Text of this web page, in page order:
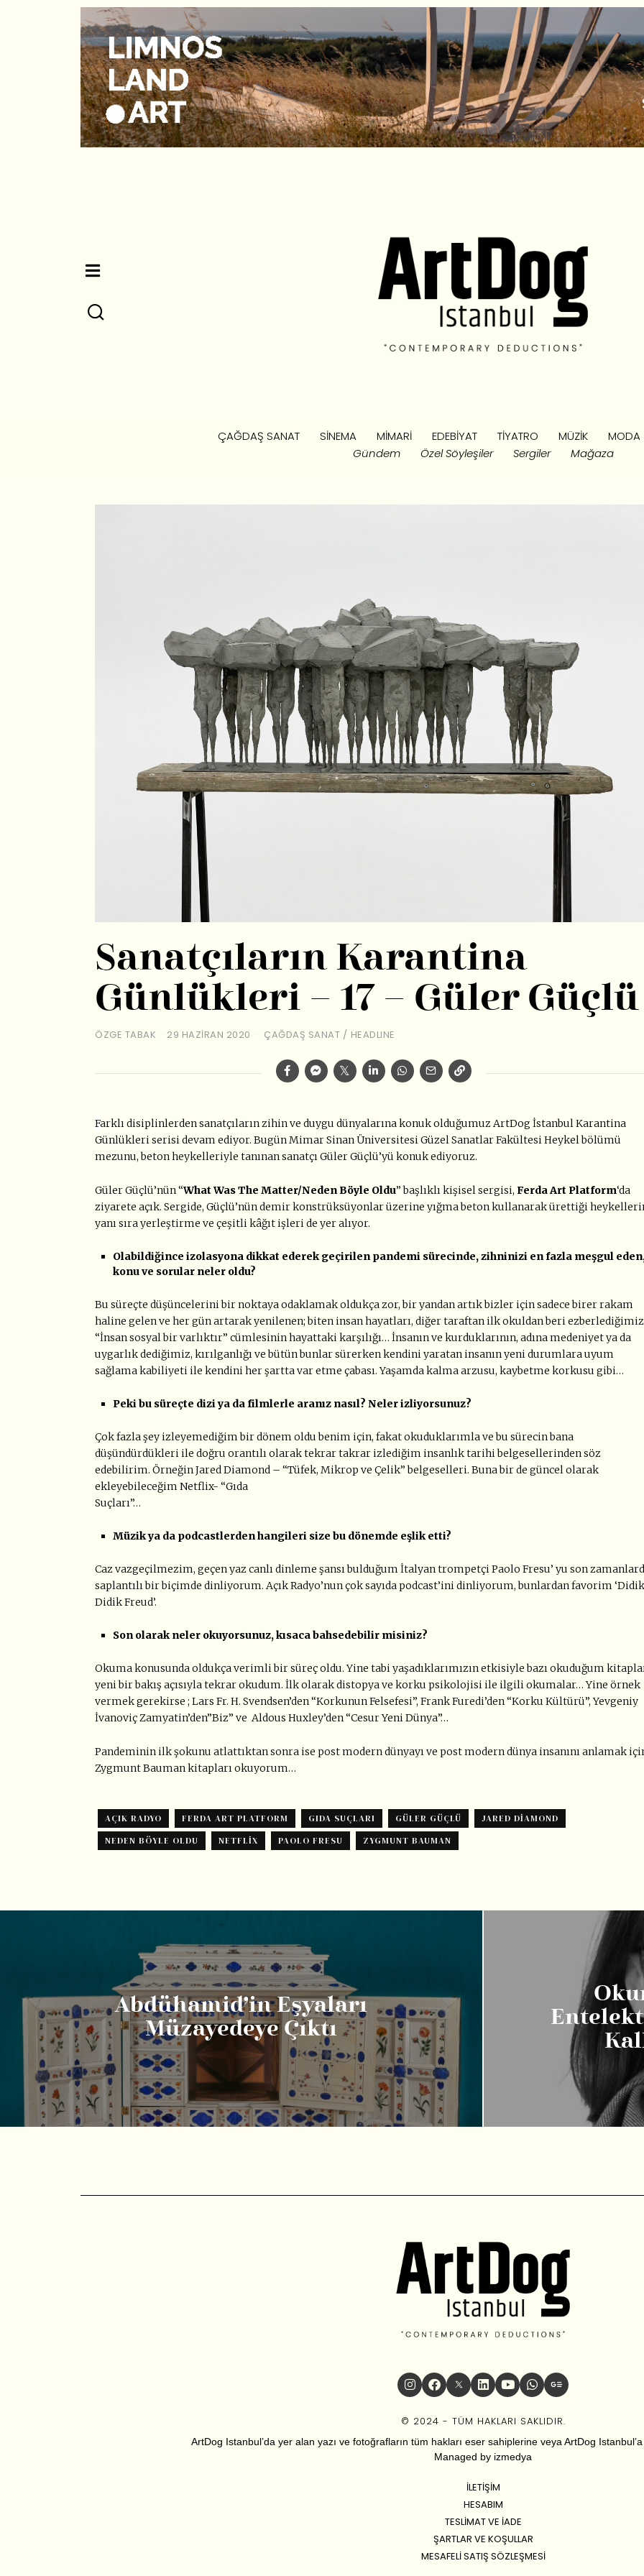
ÇAĞDAŞ SANAT SINEMA MIMARI EDEBIYAT TIYATRO MÜZIK
MODA
Gündem
Özel Söyleşiler Sergiler Mağaza
Sanatçıların Karantina
Günlükleri – 17 – Güler Güçlü
ÖZGE TABAK 29 HAZIRAN 2020 ÇAĞDAŞ SANAT / HEADLINE
Farklı disiplinlerden sanatçıların zihin ve duygu dünyalarına konuk olduğumuz ArtDog İstanbul Karantina
Günlükleri serisi devam ediyor. Bugün Mimar Sinan Üniversitesi Güzel Sanatlar Fakültesi Heykel bölümü
mezunu, beton heykelleriyle tanınan sanatçı Güler Güçlü’yü konuk ediyoruz.
Güler Güçlü’nün “What Was The Matter/Neden Böyle Oldu” başlıklı kişisel sergisi, Ferda Art Platform‘da
ziyarete açık. Sergide, Güçlü’nün demir konstrüksüyonlar üzerine yığma beton kullanarak ürettiği
yanı sıra yerleştirme ve çeşitli kâğıt işleri de yer alıyor.
Olabildiğince izolasyona dikkat ederek geçirilen pandemi sürecinde, zihninizi en fazla meşgul
konu ve sorular neler oldu?
Bu süreçte düşüncelerini bir noktaya odaklamak oldukça zor, bir yandan artık bizler için sadece birer rakam
haline gelen ve her gün artarak yenilenen; biten insan hayatları, diğer taraftan ilk okuldan beri
“İnsan sosyal bir varlıktır” cümlesinin hayattaki karşılığı… İnsanın ve kurduklarının, adına medeniyet ya da
uygarlık dediğimiz, kırılganlığı ve bütün bunlar sürerken kendini yaratan insanın yeni durumlara uyum
sağlama kabiliyeti ile kendini her şartta var etme çabası. Yaşamda kalma arzusu, kaybetme korkusu gibi…
Peki bu süreçte dizi ya da filmlerle aranız nasıl? Neler izliyorsunuz?
Çok fazla şey izleyemediğim bir dönem oldu benim için, fakat okuduklarımla ve bu sürecin bana
düşündürdükleri ile doğru orantılı olarak tekrar takrar izlediğim insanlık tarihi belgesellerinden söz
edebilirim. Örneğin Jared Diamond – “Tüfek, Mikrop ve Çelik” belgeselleri. Buna bir de güncel olarak
ekleyebileceğim Netflix- “Gıda
Suçları”…
Müzik ya da podcastlerden hangileri size bu dönemde eşlik etti?
Caz vazgeçilmezim, geçen yaz canlı dinleme şansı bulduğum İtalyan trompetçi Paolo Fresu’ yu son
saplantılı bir biçimde dinliyorum. Açık Radyo’nun çok sayıda podcast’ini dinliyorum, bunlardan favorim ‘Didik
Didik Freud’.
Son olarak neler okuyorsunuz, kısaca bahsedebilir misiniz?
Okuma konusunda oldukça verimli bir süreç oldu. Yine tabi yaşadıklarımızın etkisiyle bazı okuduğum
yeni bir bakış açısıyla tekrar okudum. İlk olarak distopya ve korku psikolojisi ile ilgili okumalar… Yine örnek
vermek gerekirse ; Lars Fr. H. Svendsen’den “Korkunun Felsefesi”, Frank Furedi’den “Korku Kültürü”, Yevgeniy
İvanoviç Zamyatin’den”Biz” ve Aldous Huxley’den “Cesur Yeni Dünya”…
Pandeminin ilk şokunu atlattıktan sonra ise post modern dünyayı ve post modern dünya insanını anlamak
Zygmunt Bauman kitapları okuyorum…
AÇIK RADYO FERDA ART PLATFORM GIDA SUÇLARI GÜLER GÜÇLÜ
JARED DIAMOND
NEDEN BÖYLE OLDU
NETFLIX PAOLO FRESU ZYGMUNT BAUMAN
Abdühamid’in Eşyaları
Müzayedeye Çıktı
© 2024 - TÜM HAKLARI SAKLIDIR.
ArtDog Istanbul’da yer alan yazı ve fotoğrafların tüm hakları eser sahiplerine veya ArtDog Istanbul’a
Managed by izmedya
İLETIŞIM
HESABIM
TESLIMAT VE İADE
ŞARTLAR VE KOŞULLAR
MESAFELI SATIŞ SÖZLEŞMESI